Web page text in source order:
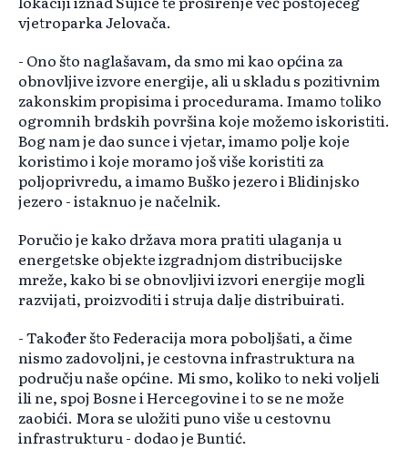
vjetroparka Jelovača.
- Ono što naglašavam, da smo mi kao općina za
obnovljive izvore energije, ali u skladu s pozitivnim
zakonskim propisima i procedurama. Imamo toliko
ogromnih brdskih površina koje možemo iskoristiti.
Bog nam je dao sunce i vjetar, imamo polje koje
koristimo i koje moramo još više koristiti za
poljoprivredu, a imamo Buško jezero i Blidinjsko
jezero - istaknuo je načelnik.
Poručio je kako država mora pratiti ulaganja u
energetske objekte izgradnjom distribucijske
mreže, kako bi se obnovljivi izvori energije mogli
razvijati, proizvoditi i struja dalje distribuirati.
- Također što Federacija mora poboljšati, a čime
nismo zadovoljni, je cestovna infrastruktura na
području naše općine. Mi smo, koliko to neki voljeli
ili ne, spoj Bosne i Hercegovine i to se ne može
zaobići. Mora se uložiti puno više u cestovnu
infrastrukturu - dodao je Buntić.